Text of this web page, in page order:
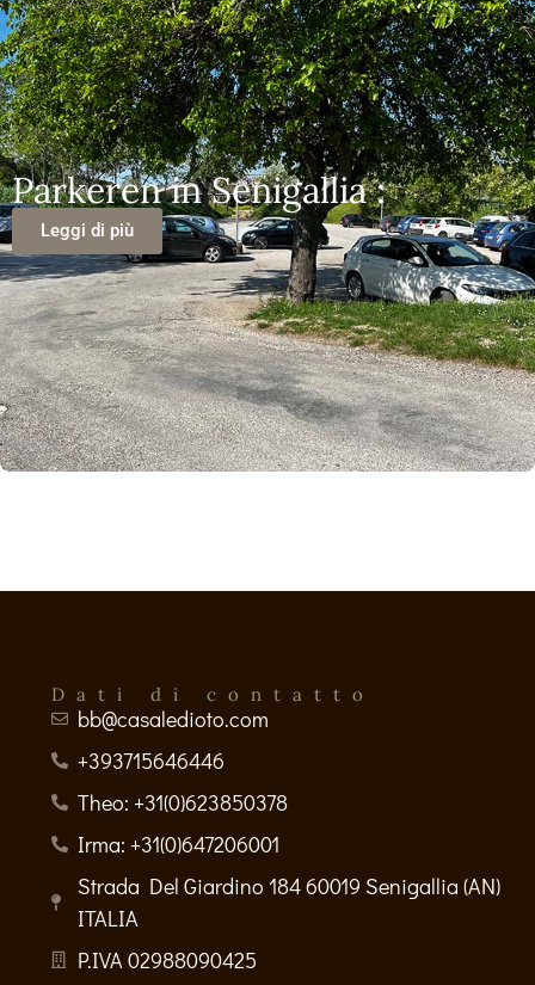
Parkeren in Senigallia :
Leggi di più
Dati di contatto
bb@casaledioto.com
+393715646446
Theo: +31(0)623850378
Irma: +31(0)647206001
Strada Del Giardino 184 60019 Senigallia (AN)
ITALIA
P.IVA 02988090425